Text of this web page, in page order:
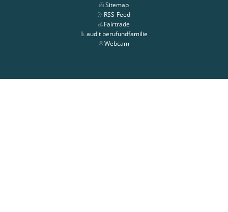
Sitemap
RSS-Feed
Fairtrade
audit berufundfamilie
Webcam